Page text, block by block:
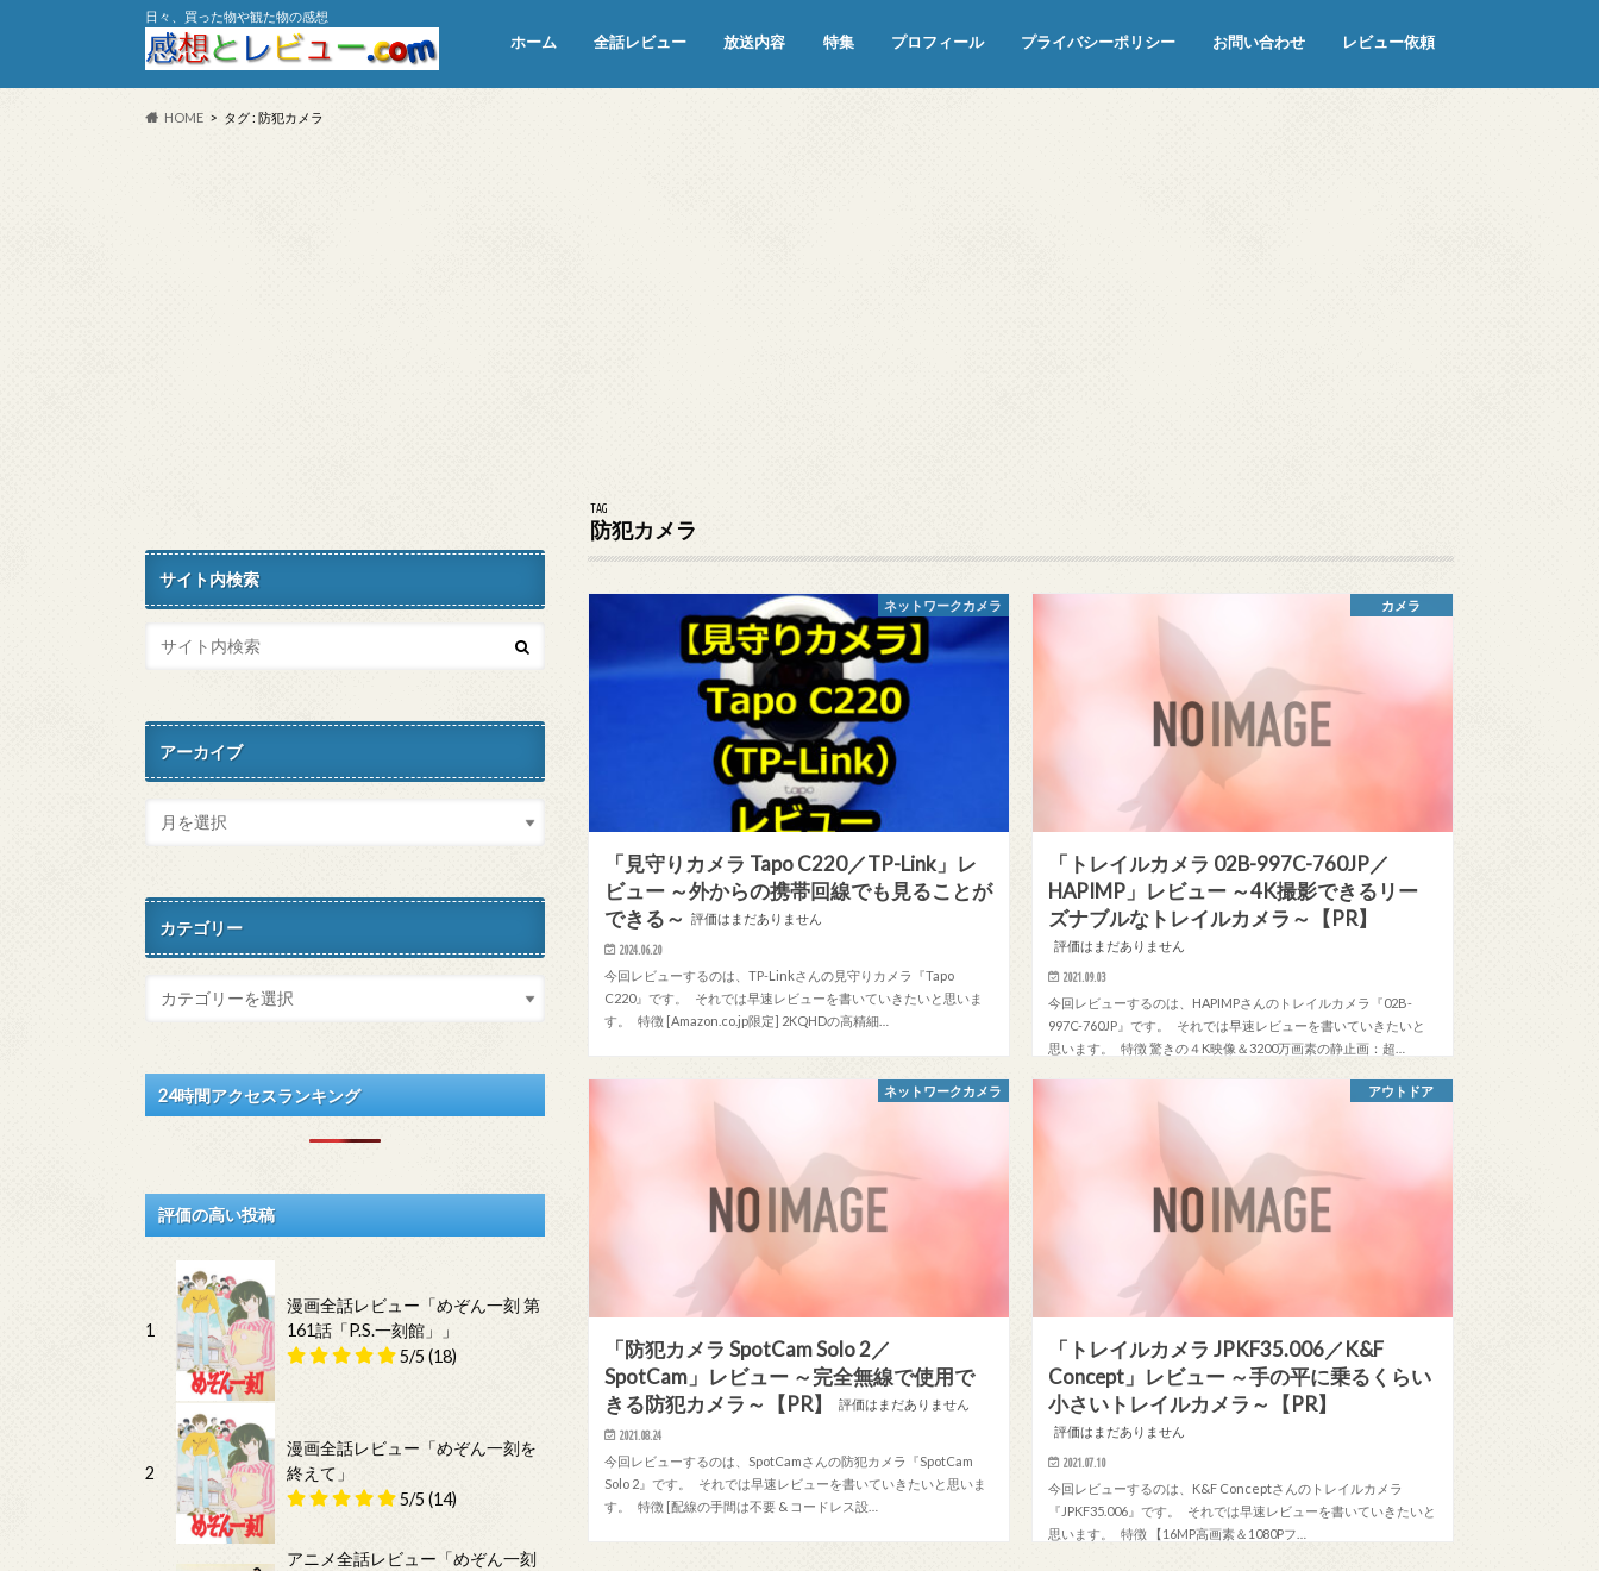
日々、買った物や観た物の感想
ホーム 全話レビュー 放送内容 特集 プロフィール プライバシーポリシー お問い合わせ レビュー依頼
HOME タグ : 防犯カメラ
TAG
防犯カメラ
ネットワークカメラ
「見守りカメラ Tapo C220／TP-Link」レ
ビュー ～外からの携帯回線でも見ることが
できる～
評価はまだありません
2024.06.20
今回レビューするのは、TP-Linkさんの見守りカメラ『Tapo
C220』です。 それでは早速レビューを書いていきたいと思いま
す。 特徴 [Amazon.co.jp限定] 2KQHDの高精細…
カメラ
「トレイルカメラ 02B-997C-760JP／
HAPIMP」レビュー ～4K撮影できるリー
ズナブルなトレイルカメラ～【PR】
評価はまだありません
2021.09.03
今回レビューするのは、HAPIMPさんのトレイルカメラ『02B-
997C-760JP』です。 それでは早速レビューを書いていきたいと
思います。 特徴 驚きの４K映像＆3200万画素の静止画：超…
ネットワークカメラ
「防犯カメラ SpotCam Solo 2／
SpotCam」レビュー ～完全無線で使用で
きる防犯カメラ～【PR】
評価はまだありません
2021.08.24
今回レビューするのは、SpotCamさんの防犯カメラ『SpotCam
Solo 2』です。 それでは早速レビューを書いていきたいと思いま
す。 特徴 [配線の手間は不要 & コードレス設…
アウトドア
「トレイルカメラ JPKF35.006／K&F
Concept」レビュー ～手の平に乗るくらい
小さいトレイルカメラ～【PR】
評価はまだありません
2021.07.10
今回レビューするのは、K&F Conceptさんのトレイルカメラ
『‎JPKF35.006』です。 それでは早速レビューを書いていきたいと
思います。 特徴 【16MP高画素＆1080Pフ…
サイト内検索
アーカイブ
カテゴリー
24時間アクセスランキング
評価の高い投稿
1
漫画全話レビュー「めぞん一刻 第
161話「P.S.一刻館」」
5/5 (18)
2
漫画全話レビュー「めぞん一刻を
終えて」
5/5 (14)
アニメ全話レビュー「めぞん一刻